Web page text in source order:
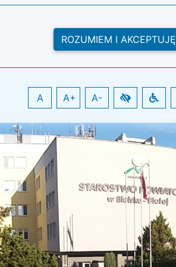
ROZUMIEM I AKCEPTUJĘ
A A+ A-